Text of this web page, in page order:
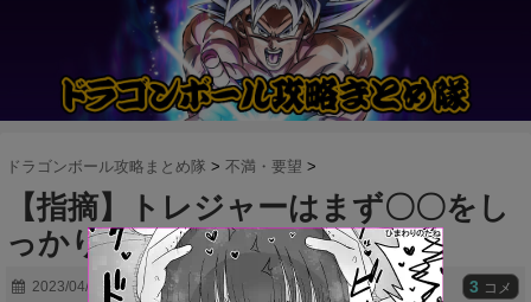
ドラゴンボール攻略まとめ隊 > 不満・要望 >
【指摘】トレジャーはまず〇〇をし
っかりしろよ！！
2023/04/06 3 コメ